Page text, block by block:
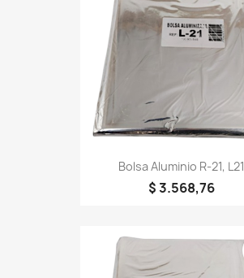
Bolsa Aluminio R-21, L21
$ 3.568,76